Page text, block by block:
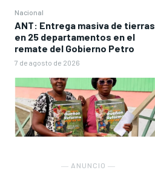
Nacional
ANT: Entrega masiva de tierras
en 25 departamentos en el
remate del Gobierno Petro
7 de agosto de 2026
― ANUNCIO ―